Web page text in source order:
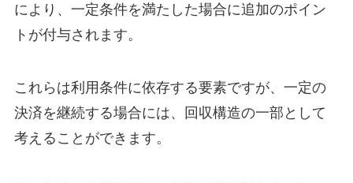
により、一定条件を満たした場合に追加のポイン
トが付与されます。
これらは利用条件に依存する要素ですが、一定の
決済を継続する場合には、回収構造の一部として
考えることができます。